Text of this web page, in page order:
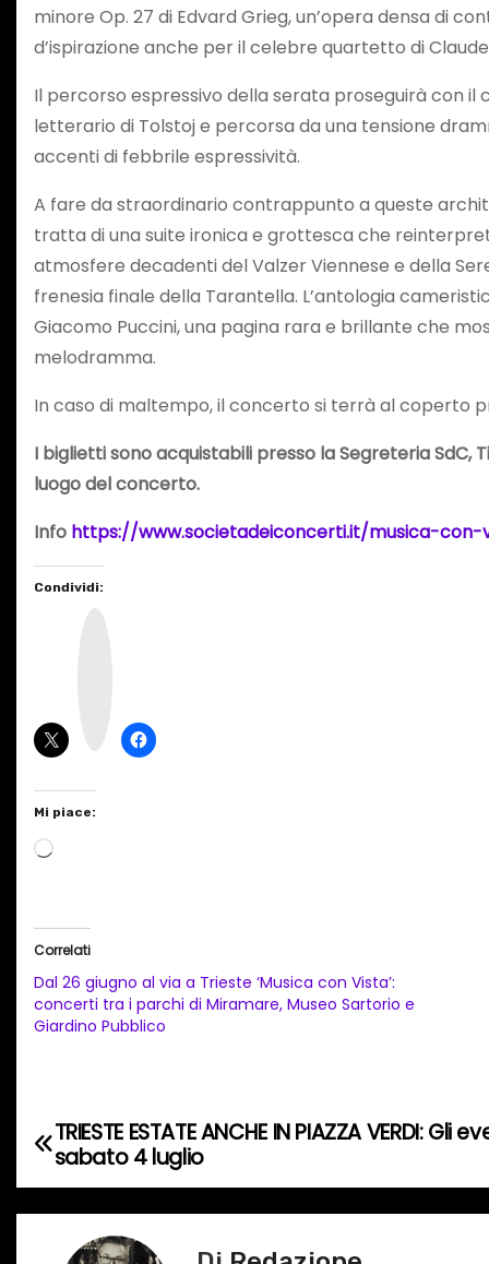
minore Op. 27 di Edvard Grieg, un’opera densa di
d’ispirazione anche per il celebre quartetto di
Il percorso espressivo della serata proseguirà con il
letterario di Tolstoj e percorsa da una tensione
accenti di febbrile espressività.
A fare da straordinario contrappunto a queste
tratta di una suite ironica e grottesca che
atmosfere decadenti del Valzer Viennese e della
frenesia finale della Tarantella. L’antologia
Giacomo Puccini, una pagina rara e brillante che
melodramma.
In caso di maltempo, il concerto si terrà al coperto
I biglietti sono acquistabili presso la Segreteria SdC,
luogo del concerto.
Info https://www.societadeiconcerti.it/musica-con-
Condividi:
Mi piace:
C
a
m
t
o
i
n
Correlati
Dal 26 giugno al via a Trieste ‘Musica con Vista’:
concerti tra i parchi di Miramare, Museo Sartorio e
Giardino Pubblico
N
a
TRIESTE ESTATE ANCHE IN PIAZZA VERDI:
sabato 4 luglio